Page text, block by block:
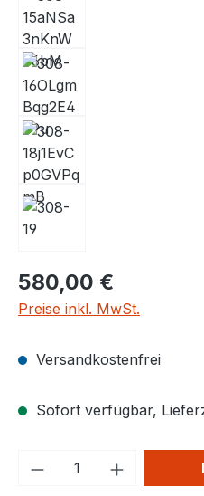
580,00 €
Preise inkl. MwSt.
Versandkostenfrei
Sofort verfügbar,
Produkt Anzahl: